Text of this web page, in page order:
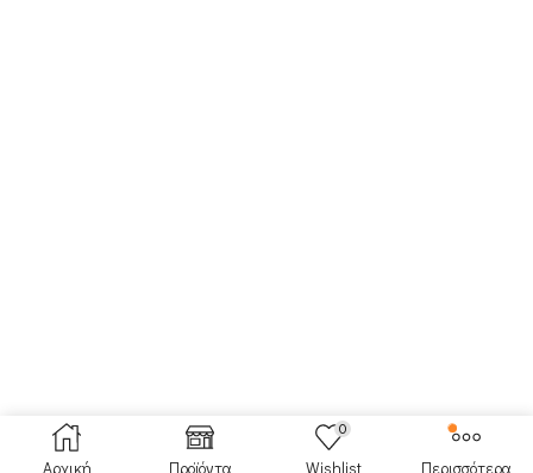
Αρχική Προϊόντα
0
Wishlist Περισσότερα